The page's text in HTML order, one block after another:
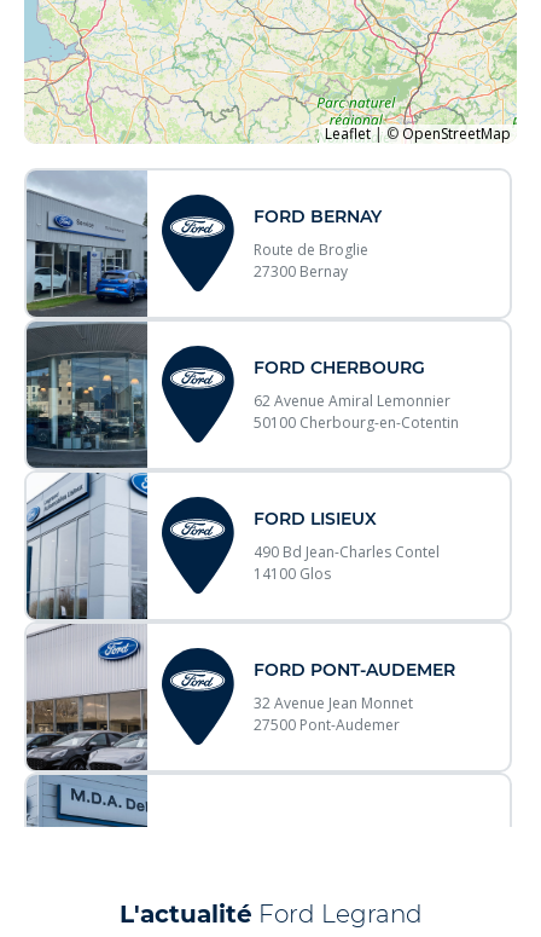
FORD BERNAY
Route de Broglie
27300 Bernay
FORD CHERBOURG
62 Avenue Amiral Lemonnier
50100 Cherbourg-en-Cotentin
FORD LISIEUX
490 Bd Jean-Charles Contel
14100 Glos
FORD PONT-AUDEMER
32 Avenue Jean Monnet
27500 Pont-Audemer
Leaflet|© OpenStreetMap
L'actualité Ford Legrand